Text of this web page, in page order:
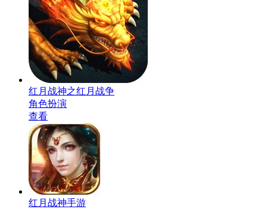
红月战神之红月战争
角色扮演
查看
红月战神手游